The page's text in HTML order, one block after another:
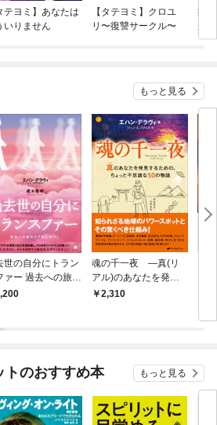
テヨミ】あなたは
いりません
【タテヨミ】クロユ
リ〜復讐サークル〜
病
が
ぎ
もっと見る
世の自分にトラン
ァー 過去への旅の
ルレポート
魂の千一夜 ―真(リ
アル)のあなたを発見
するための、ちょっと
2,310
トのおすすめ本 もっと見る